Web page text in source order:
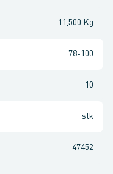
11,500 Kg
78-100
10
stk
47452